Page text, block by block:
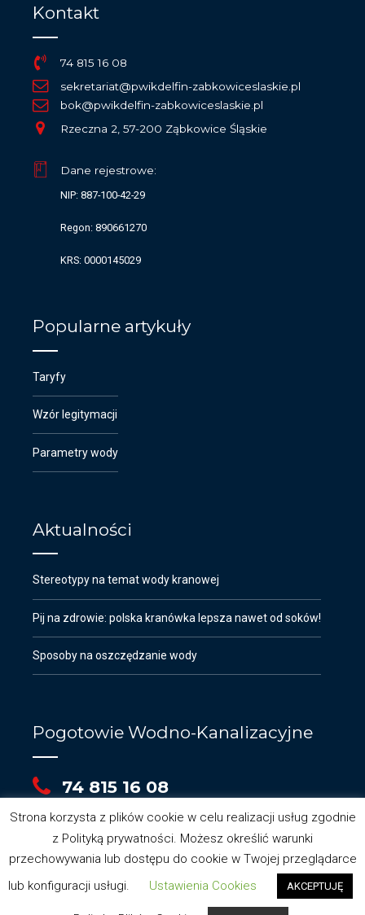
Kontakt
74 815 16 08
sekretariat@pwikdelfin-zabkowiceslaskie.pl
bok@pwikdelfin-zabkowiceslaskie.pl
Rzeczna 2, 57-200 Ząbkowice Śląskie
Dane rejestrowe:
NIP: 887-100-42-29
Regon: 890661270
KRS: 0000145029
Popularne artykuły
Taryfy
Wzór legitymacji
Parametry wody
Aktualności
Stereotypy na temat wody kranowej
Pij na zdrowie: polska kranówka lepsza nawet od soków!
Sposoby na oszczędzanie wody
Pogotowie Wodno-Kanalizacyjne
74 815 16 08
Strona korzysta z plików cookie w celu realizacji usług zgodnie
z Polityką prywatności. Możesz określić warunki
przechowywania lub dostępu do cookie w Twojej przeglądarce
lub konfiguracji usługi.
Ustawienia Cookies AKCEPTUJĘ